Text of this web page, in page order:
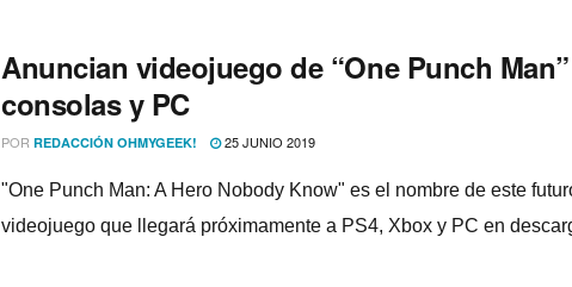
Anuncian videojuego de “One Punch
consolas y PC
POR REDACCIÓN OHMYGEEK! 25 JUNIO 2019
"One Punch Man: A Hero Nobody Know" es el nombre de este
videojuego que llegará próximamente a PS4, Xbox y PC en